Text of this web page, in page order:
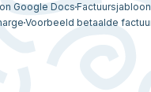
Google Docs
Voorbeeld betaalde